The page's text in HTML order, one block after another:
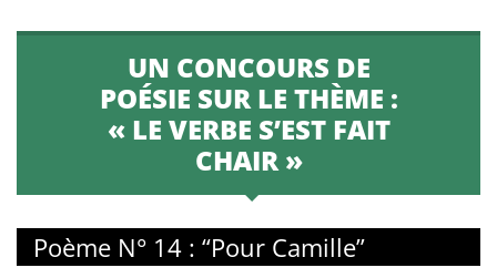
UN CONCOURS DE
POÉSIE SUR LE THÈME :
« LE VERBE S’EST FAIT
CHAIR »
Poème N° 14 : “Pour Camille”